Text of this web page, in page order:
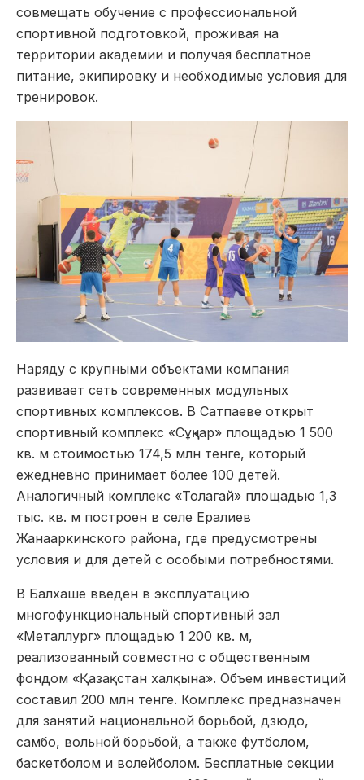
совмещать обучение с профессиональной
спортивной подготовкой, проживая на
территории академии и получая бесплатное
питание, экипировку и необходимые условия для
тренировок.
Наряду с крупными объектами компания
развивает сеть современных модульных
спортивных комплексов. В Сатпаеве открыт
спортивный комплекс «Сұңқар» площадью 1 500
кв. м стоимостью 174,5 млн тенге, который
ежедневно принимает более 100 детей.
Аналогичный комплекс «Толагай» площадью 1,3
тыс. кв. м построен в селе Ералиев
Жанааркинского района, где предусмотрены
условия и для детей с особыми потребностями.
В Балхаше введен в эксплуатацию
многофункциональный спортивный зал
«Металлург» площадью 1 200 кв. м,
реализованный совместно с общественным
фондом «Қазақстан халқына». Объем инвестиций
составил 200 млн тенге. Комплекс предназначен
для занятий национальной борьбой, дзюдо,
самбо, вольной борьбой, а также футболом,
баскетболом и волейболом. Бесплатные секции